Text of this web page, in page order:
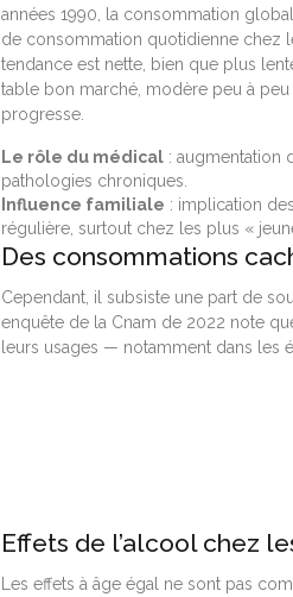
années 1990, la consommation
de consommation quotidienne chez
tendance est nette, bien que plus
table bon marché, modère peu à
progresse.
Le rôle du médical : augmentation
pathologies chroniques.
Influence familiale : implication
régulière, surtout chez les plus «
Des consommations
Cependant, il subsiste une part de
enquête de la Cnam de 2022 note
leurs usages — notamment dans les
Effets de l’alcool chez
Les effets à âge égal ne sont pas